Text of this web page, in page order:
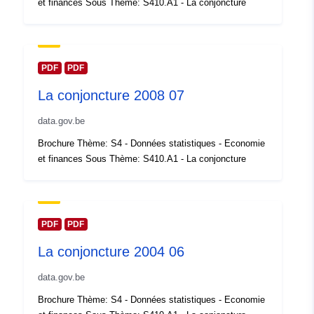
spatial:
], [ 2.54, 49.49 ], [ 2.54, 51.51
uriRef:
Droits d'accès: public
temporelle:
et finances Sous Thème: S410.A1 - La conjoncture
PDF PDF
La conjoncture 2008 07
data.gov.be
Brochure Thème: S4 - Données statistiques - Economie
et finances Sous Thème: S410.A1 - La conjoncture
PDF PDF
La conjoncture 2004 06
data.gov.be
Brochure Thème: S4 - Données statistiques - Economie